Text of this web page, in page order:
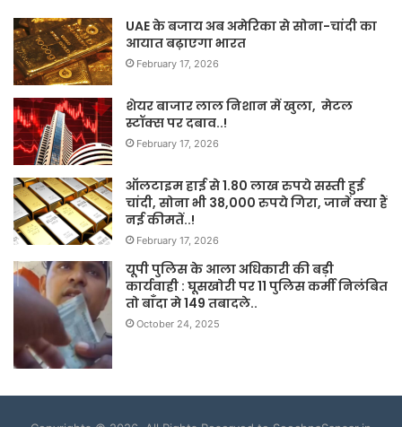
UAE के बजाय अब अमेरिका से सोना-चांदी का
आयात बढ़ाएगा भारत
February 17, 2026
शेयर बाजार लाल निशान में खुला, मेटल
स्टॉक्स पर दबाव..!
February 17, 2026
ऑलटाइम हाई से 1.80 लाख रुपये सस्ती हुई
चांदी, सोना भी 38,000 रुपये गिरा, जानें क्या हैं
नई कीमतें..!
February 17, 2026
यूपी पुलिस के आला अधिकारी की बड़ी
कार्यवाही : घूसखोरी पर 11 पुलिस कर्मी निलंबित
तो बाँदा मे 149 तबादले..
October 24, 2025